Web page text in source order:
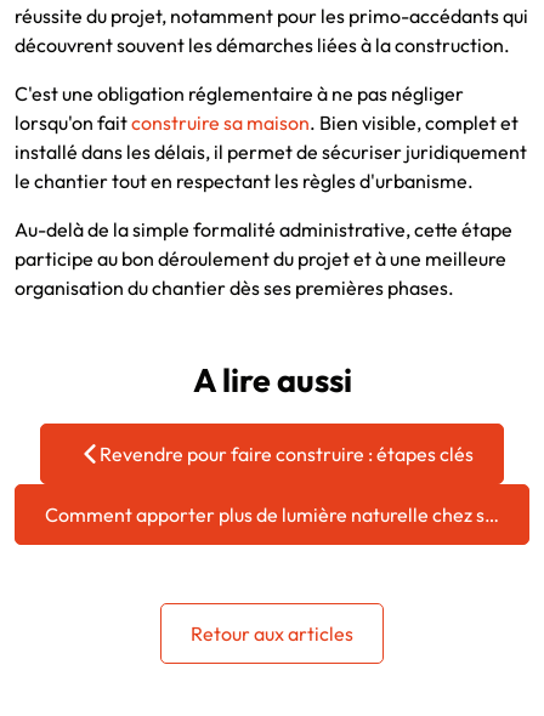
réussite du projet, notamment pour les primo-accédants qui
découvrent souvent les démarches liées à la construction.
C'est une obligation réglementaire à ne pas négliger
lorsqu'on faitconstruire sa maison. Bien visible, complet et
installé dans les délais, il permet de sécuriser juridiquement
le chantier tout en respectant les règles d'urbanisme.
Au-delà de la simple formalité administrative, cette étape
participe au bon déroulement du projet et à une meilleure
organisation du chantier dès ses premières phases.
A lire aussi
Revendre pour faire construire : étapes clés
Comment apporter plus de lumière naturelle chez soi ?
Retour aux articles